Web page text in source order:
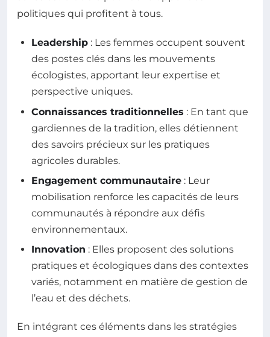
politiques qui profitent à tous.
Leadership : Les femmes occupent souvent
des postes clés dans les mouvements
écologistes, apportant leur expertise et
perspective uniques.
Connaissances traditionnelles : En tant que
gardiennes de la tradition, elles détiennent
des savoirs précieux sur les pratiques
agricoles durables.
Engagement communautaire : Leur
mobilisation renforce les capacités de leurs
communautés à répondre aux défis
environnementaux.
Innovation : Elles proposent des solutions
pratiques et écologiques dans des contextes
variés, notamment en matière de gestion de
l’eau et des déchets.
En intégrant ces éléments dans les stratégies